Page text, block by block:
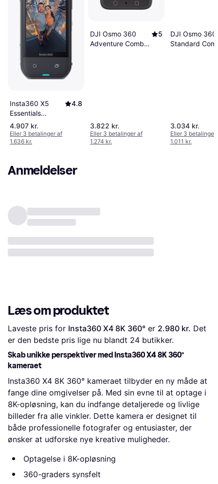
Insta360 X5
Essentials
Bundle
4.8
4.907 kr.
Eller 3 betalinger af
1.636 kr.
DJI Osmo 360
Adventure Combo
5
3.822 kr.
Eller 3 betalinger af
1.274 kr.
DJI Osmo 360
Standard
3.034 kr.
Eller 3 betalinger
1.011 kr.
Anmeldelser
Læs om produktet
Laveste pris for Insta360 X4 8K 360° er 2.980 kr. Det
er den bedste pris lige nu blandt 24 butikker.
Skab unikke perspektiver med Insta360 X4 8K 360°
kameraet
Insta360 X4 8K 360° kameraet tilbyder en ny måde at
fange dine omgivelser på. Med sin evne til at optage i
8K-opløsning, kan du indfange detaljerede og livlige
billeder fra alle vinkler. Dette kamera er designet til
både professionelle fotografer og entusiaster, der
ønsker at udforske nye kreative muligheder.
Optagelse i 8K-opløsning
360-graders synsfelt